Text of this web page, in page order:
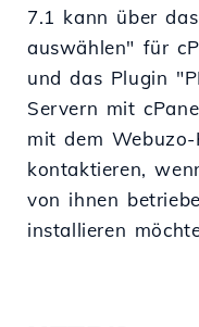
7.1 kann über
auswählen" für
und das Plugin
Servern mit
mit dem
kontaktieren,
von ihnen
installieren